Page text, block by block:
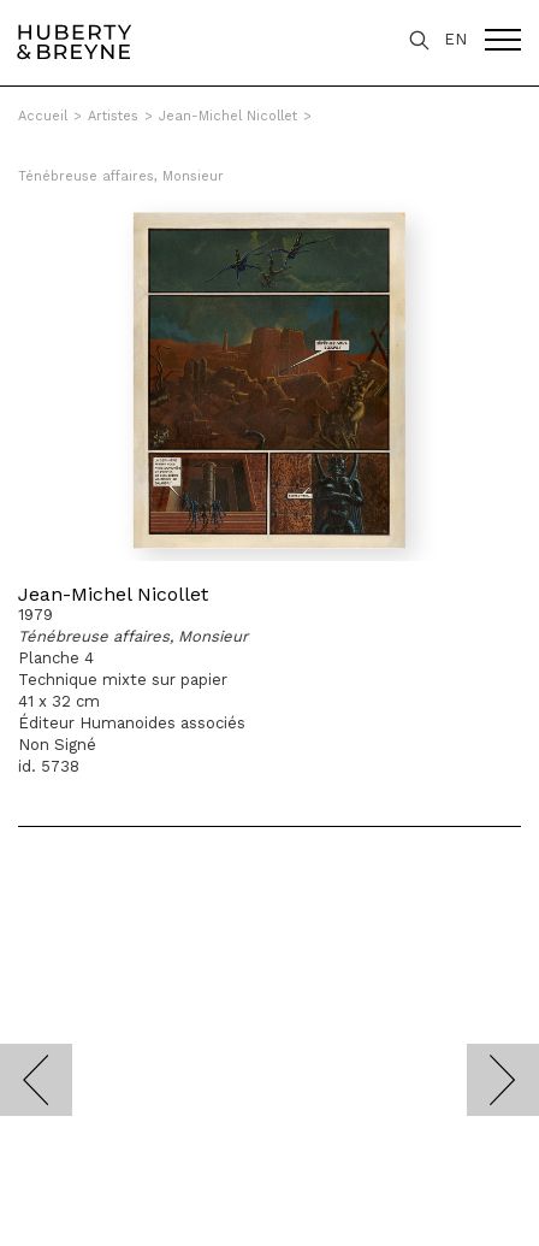
EN
Accueil > Artistes > Jean-Michel Nicollet >
Ténébreuse affaires, Monsieur
Jean-Michel Nicollet
1979
Ténébreuse affaires, Monsieur
Planche 4
Technique mixte sur papier
41 x 32 cm
Éditeur Humanoides associés
Non Signé
id. 5738